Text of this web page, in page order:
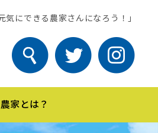
気にできる農家さんになろう！」
家とは？